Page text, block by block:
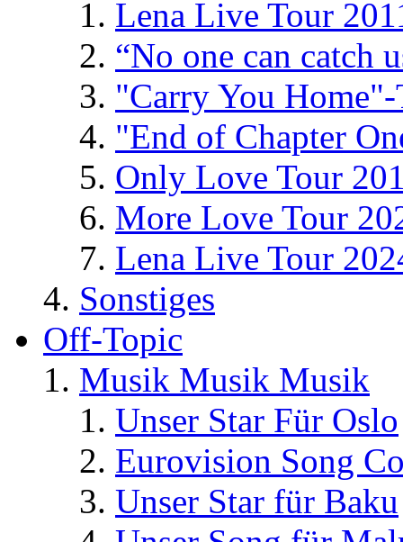
Lena Live Tour
“No one can catch
"Carry You
"End of Chapter
Only Love Tour
More Love Tour
Lena Live Tour
Sonstiges
Off-Topic
Musik Musik Musik
Unser Star Für Oslo
Eurovision Song
Unser Star für Baku